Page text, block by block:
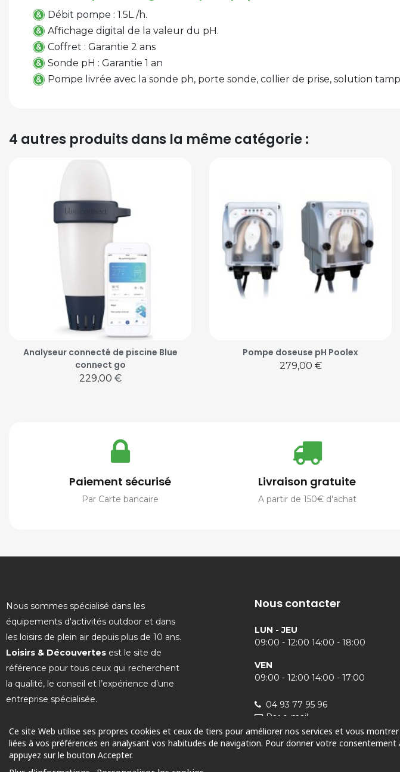
Débit pompe : 1.5L /h.
Affichage digital de la valeur du pH.
Coffret : Garantie 2 ans
Sonde pH : Garantie 1 an
Pompe livrée avec la sonde ph, porte sonde, collier de prise, solution
4 autres produits dans la même catégorie :
Analyseur connecté de piscine Blue
connect go
Prix
229,00 €
Pompe doseuse pH Poolex
Prix
279,00 €
Paiement sécurisé
Par Carte bancaire
Livraison gratuite
A partir de 150€ d'achat
Nous sommes spécialisé dans les
équipements d'activités outdoor et dans
les loisirs de plein air depuis plus de 10 ans.
Loisirs & Découvertes est le site de
référence pour tous ceux qui recherchent
la qualité, le conseil et l’expérience d’une
entreprise spécialisée.
Nous contacter
LUN - JEU
09:00 - 12:00 14:00 - 18:00
VEN
09:00 - 12:00 14:00 - 17:00
04 93 77 95 96
Par e-mail
Ce site Web utilise ses propres cookies et ceux de tiers pour améliorer nos services et vous
liées à vos préférences en analysant vos habitudes de navigation. Pour donner votre
appuyez sur le bouton Accepter.